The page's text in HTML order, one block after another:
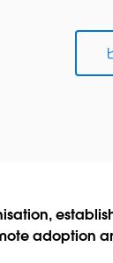
adoption